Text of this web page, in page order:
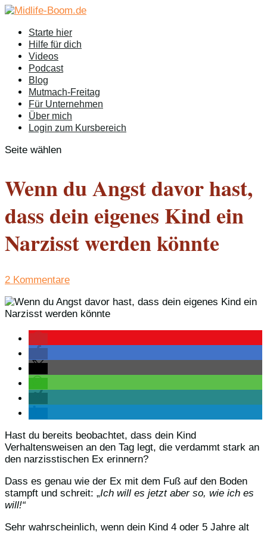
Starte hier
Hilfe für dich
Videos
Podcast
Blog
Mutmach-Freitag
Für Unternehmen
Über mich
Login zum Kursbereich
Seite wählen
Wenn du Angst davor hast,
dass dein eigenes Kind ein
Narzisst werden könnte
2 Kommentare
Hast du bereits beobachtet, dass dein Kind
Verhaltensweisen an den Tag legt, die verdammt stark an
den narzisstischen Ex erinnern?
Dass es genau wie der Ex mit dem Fuß auf den Boden
stampft und schreit: „Ich will es jetzt aber so, wie ich es
will!“
Sehr wahrscheinlich, wenn dein Kind 4 oder 5 Jahre alt